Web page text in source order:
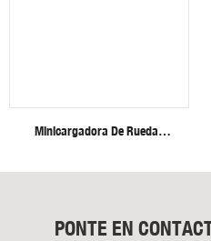
Minicargadora De Ruedas
Estado Nuevo.
PONTE EN